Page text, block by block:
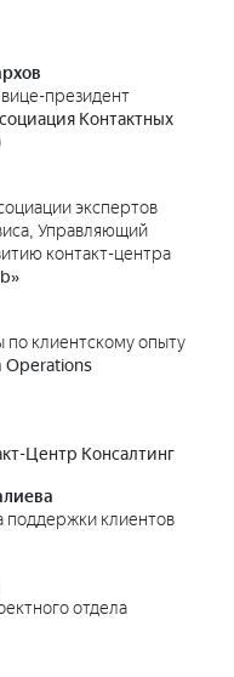
президент
Контактных
экспертов
Управляющий
контакт-центра
клиентскому опыту
Operations
Центр Консалтинг
поддержки клиентов
отдела